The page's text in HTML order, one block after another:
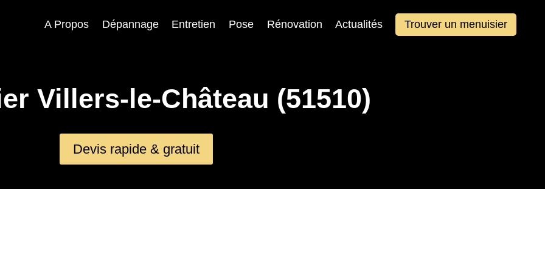
A Propos Dépannage Entretien Pose Rénovation Actualités Trouver un menuisier
Villers-le-Château (51510)
Devis rapide & gratuit